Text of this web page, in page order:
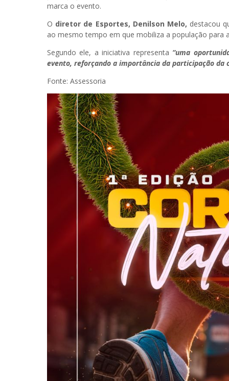
marca o evento.
O diretor de Esportes, Denilson Melo, destacou
ao mesmo tempo em que mobiliza a população para
Segundo ele, a iniciativa representa “uma
evento, reforçando a importância da participação da
Fonte: Assessoria